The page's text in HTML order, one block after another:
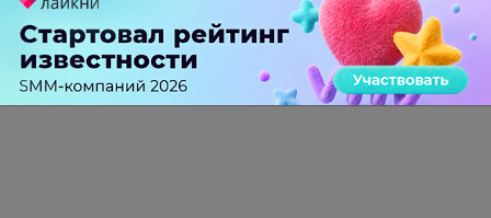
Крупнейший сбой в рунете: пользователи не могут
попасть на популярные сайты